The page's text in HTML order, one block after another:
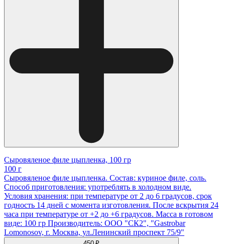
Сыровяленое филе цыпленка, 100 гр
100 г
Сыровяленое филе цыпленка. Состав: куриное филе, соль.
Способ приготовления: употреблять в холодном виде.
Условия хранения: при температуре от 2 до 6 градусов, срок
годность 14 дней с момента изготовления. После вскрытия 24
часа при температуре от +2 до +6 градусов. Масса в готовом
виде: 100 гр Производитель: ООО "СК2", "Gastrobar
Lomonosov, г. Москва, ул.Ленинский проспект 75/9"